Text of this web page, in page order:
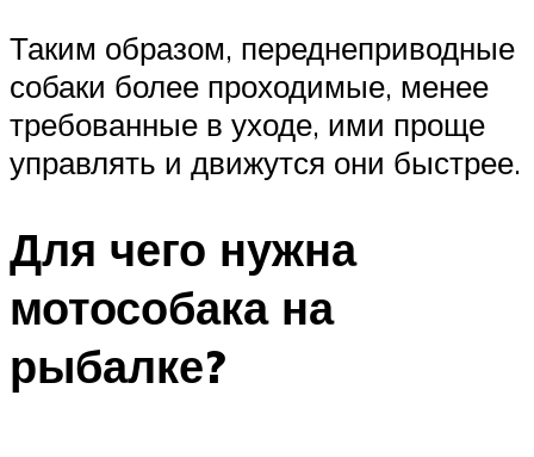
Таким образом, переднеприводные
собаки более проходимые, менее
требованные в уходе, ими проще
управлять и движутся они быстрее.
Для чего нужна
мотособака на
рыбалке?